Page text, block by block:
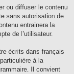
ou diffuser le contenu
sans autorisation de
entrainera la
de l’utilisateur.
écrits dans français
à la
Il convient